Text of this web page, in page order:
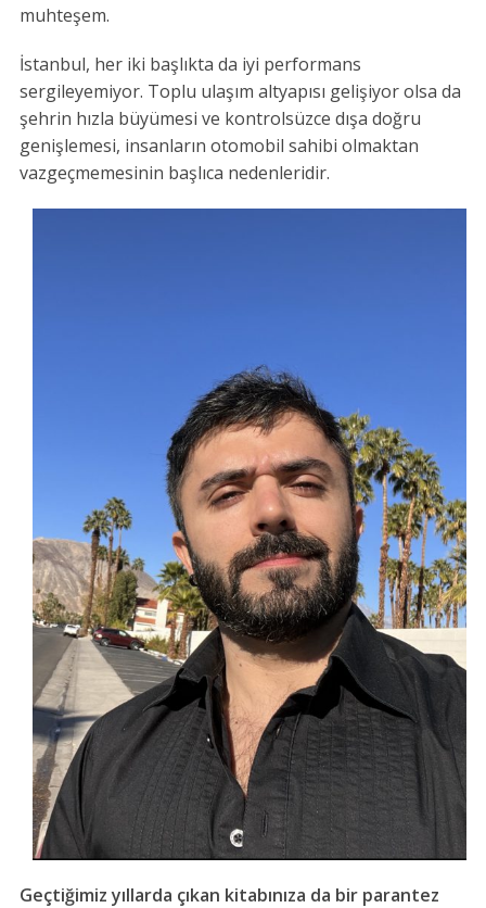
muhteşem.
İstanbul, her iki başlıkta da iyi performans
sergileyemiyor. Toplu ulaşım altyapısı gelişiyor olsa da
şehrin hızla büyümesi ve kontrolsüzce dışa doğru
genişlemesi, insanların otomobil sahibi olmaktan
vazgeçmemesinin başlıca nedenleridir.
Geçtiğimiz yıllarda çıkan kitabınıza da bir parantez